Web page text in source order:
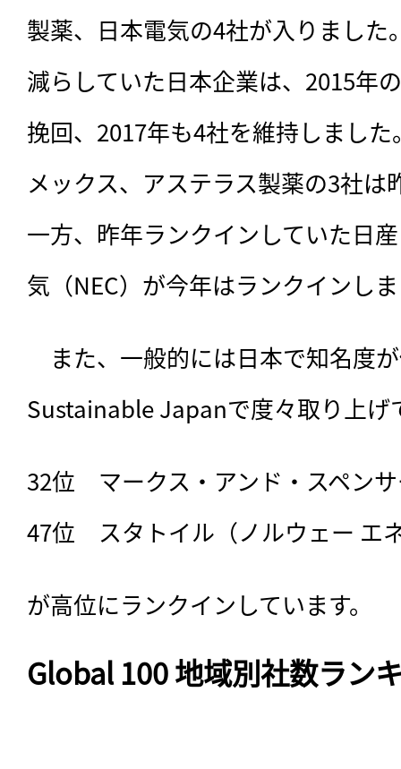
製薬、日本電気の4社が入りました
減らしていた日本企業は、2015年
挽回、2017年も4社を維持しまし
メックス、アステラス製薬の3社は
一方、昨年ランクインしていた日
気（NEC）が今年はランクインし
また、一般的には日本で知名度
Sustainable Japanで度々取り上げ
32位　マークス・アンド・スペン
47位　スタトイル（ノルウェー エ
が高位にランクインしています。
Global 100 地域別社数ラン